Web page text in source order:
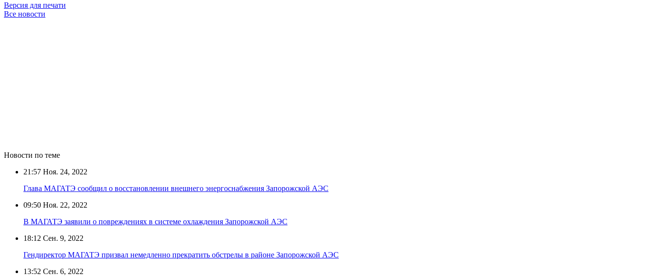
Версия для печати
Все новости
Новости по теме
21:57 Ноя. 24, 2022
Глава МАГАТЭ сообщил о восстановлении внешнего энергоснабжения Запорожской АЭС
09:50 Ноя. 22, 2022
В МАГАТЭ заявили о повреждениях в системе охлаждения Запорожской АЭС
18:12 Сен. 9, 2022
Гендиректор МАГАТЭ призвал немедленно прекратить обстрелы в районе Запорожской АЭС
13:52 Сен. 6, 2022